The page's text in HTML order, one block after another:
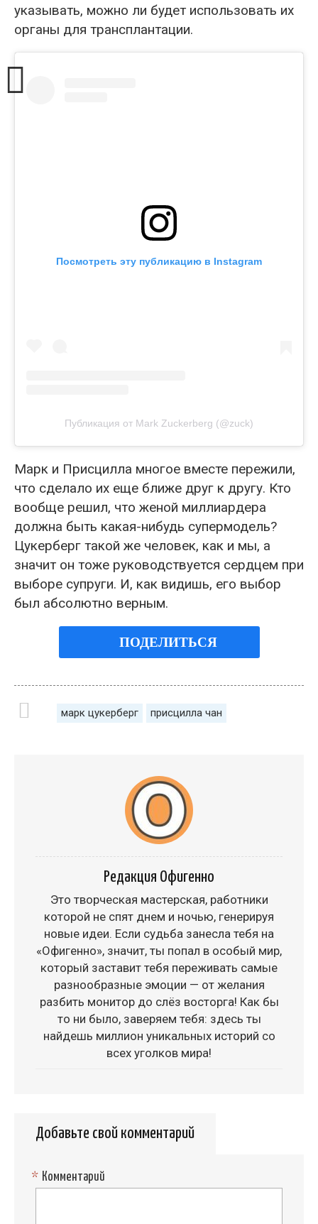
указывать, можно ли будет использовать их
органы для трансплантации.
Посмотреть эту публикацию в Instagram
Публикация от Mark Zuckerberg (@zuck)
Марк и Присцилла многое вместе пережили,
что сделало их еще ближе друг к другу. Кто
вообще решил, что женой миллиардера
должна быть какая-нибудь супермодель?
Цукерберг такой же человек, как и мы, а
значит он тоже руководствуется сердцем при
выборе супруги. И, как видишь, его выбор
был абсолютно верным.
ПОДЕЛИТЬСЯ
марк цукерберг присцилла чан
Редакция Офигенно
Это творческая мастерская, работники
которой не спят днем и ночью, генерируя
новые идеи. Если судьба занесла тебя на
«Офигенно», значит, ты попал в особый мир,
который заставит тебя переживать самые
разнообразные эмоции — от желания
разбить монитор до слёз восторга! Как бы
то ни было, заверяем тебя: здесь ты
найдешь миллион уникальных историй со
всех уголков мира!
Добавьте свой комментарий
Комментарий
*